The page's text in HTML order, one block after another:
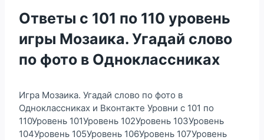
Ответы с 101 по 110 уровень
игры Мозаика. Угадай слово
по фото в Одноклассниках
Игра Мозаика. Угадай слово по фото в
Одноклассниках и Вконтакте Уровни с 101 по
110Уровень 101Уровень 102Уровень 103Уровень
104Уровень 105Уровень 106Уровень 107Уровень